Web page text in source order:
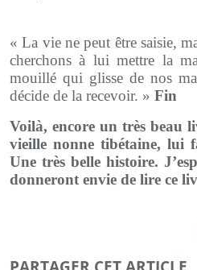
« La vie ne peut être saisie,
cherchons à lui mettre la
mouillé qui glisse de nos
décide de la recevoir. » Fin
Voilà, encore un très beau
vieille nonne tibétaine, lui
Une très belle histoire.
donneront envie de lire ce